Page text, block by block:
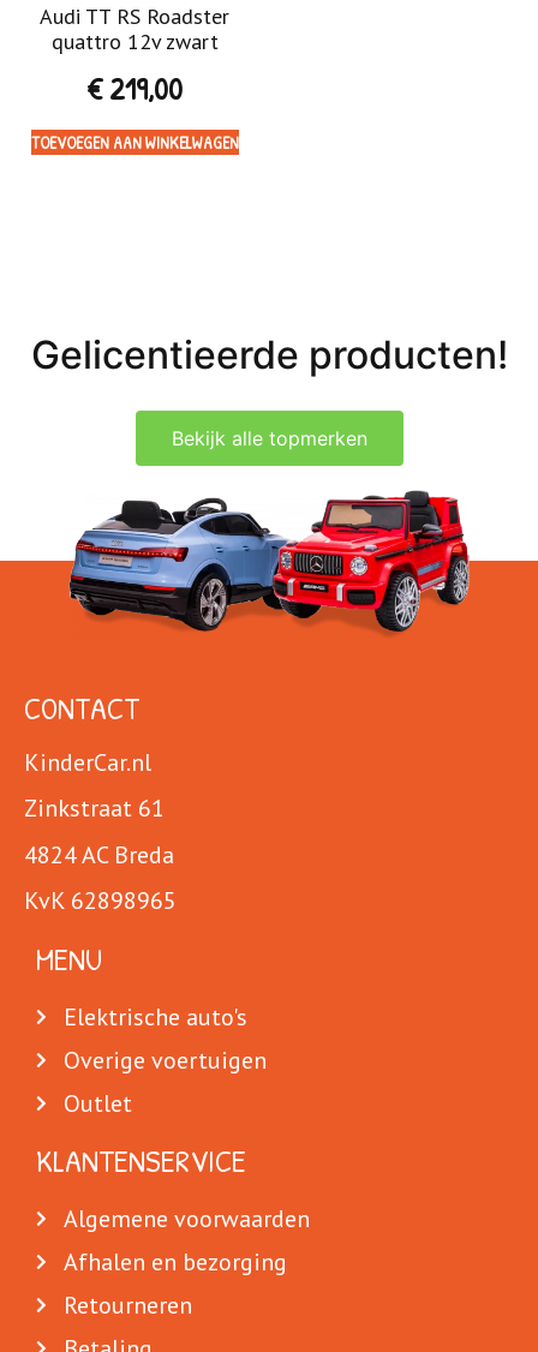
Audi TT RS Roadster
quattro 12v zwart
€219,00
TOEVOEGEN AAN WINKELWAGEN
Gelicentieerde producten!
Bekijk alle topmerken
CONTACT
KinderCar.nl
Zinkstraat 61
4824 AC Breda
KvK 62898965
MENU
Elektrische auto's
Overige voertuigen
Outlet
KLANTENSERVICE
Algemene voorwaarden
Afhalen en bezorging
Retourneren